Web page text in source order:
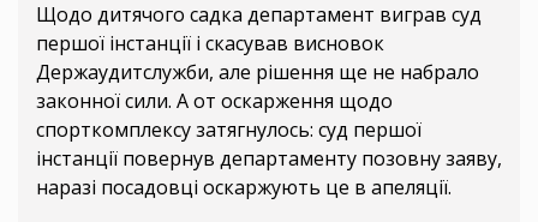
Щодо дитячого садка департамент виграв суд
першої інстанції і скасував висновок
Держаудитслужби, але рішення ще не набрало
законної сили. А от оскарження щодо
спорткомплексу затягнулось: суд першої
інстанції повернув департаменту позовну заяву,
наразі посадовці оскаржують це в апеляції.